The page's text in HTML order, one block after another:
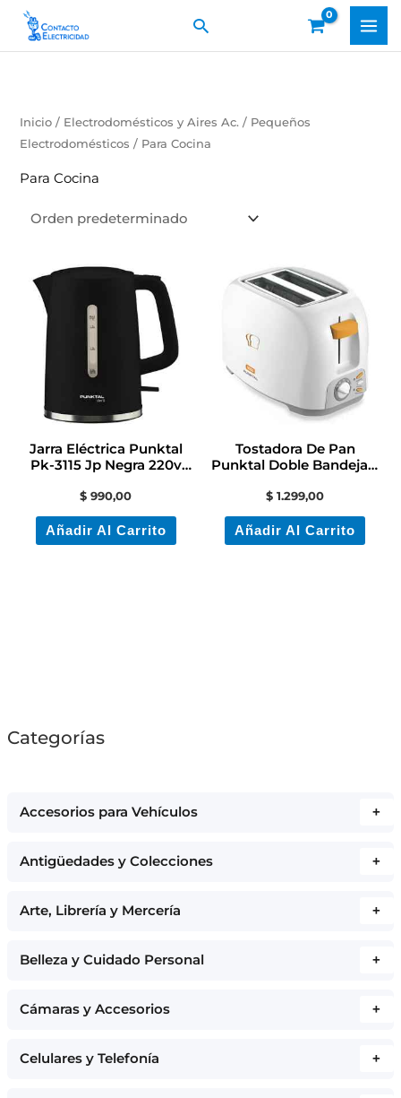
Buscar
Categorías
Accesorios para Vehículos +
Antigüedades y Colecciones +
Arte, Librería y Mercería +
Belleza y Cuidado Personal +
Cámaras y Accesorios +
Celulares y Telefonía +
Inicio / Electrodomésticos y Aires Ac. / Pequeños
Electrodomésticos / Para Cocina
Para Cocina
Jarra Eléctrica Punktal
Pk-3115 Jp Negra 220v
$ 990,00
Añadir Al Carrito
Tostadora De Pan
Punktal Doble Bandeja 7
$ 1.299,00
Añadir Al Carrito